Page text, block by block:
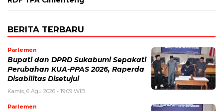
BERITA TERBARU
Parlemen
Bupati dan DPRD Sukabumi Sepakati
Perubahan KUA-PPAS 2026, Raperda
Disabilitas Disetujui
Kamis, 6 Agu 2026 - 19:09 WIB
Parlemen